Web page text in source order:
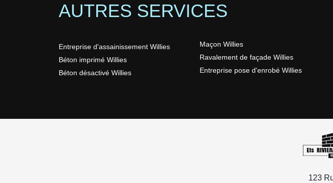
AUTRES SERVICES
Entreprise d'assainissement Willies
Béton imprimé Willies
Béton désactivé Willies
Maçon Willies
Ravalement de façade Willies
Entreprise pose d'enrobé Willies
123